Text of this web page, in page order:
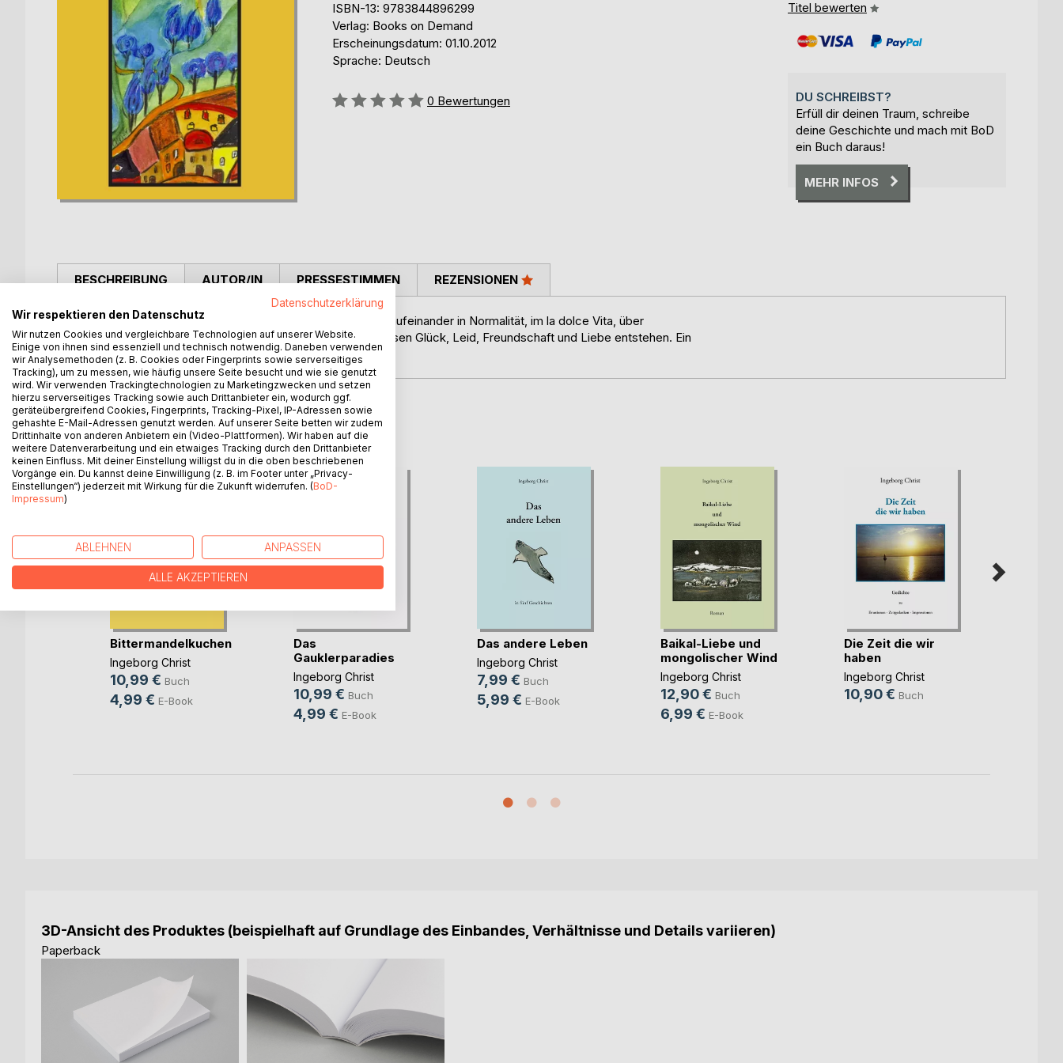
ISBN-13: 9783844896299
Verlag: Books on Demand
Erscheinungsdatum: 01.10.2012
Sprache: Deutsch
Bewertung::
0 Bewertungen
Titel bewerten
DU SCHREIBST?
Erfüll dir deinen Traum, schreibe
deine Geschichte und mach mit BoD
ein Buch daraus!
MEHR INFOS
BESCHREIBUNG
Menschen verschiedener Gesellschaften Italiens treffen aufeinander in Normalität, im la dolce Vita, über
hintergründige Machenschaften und in Naturgewalten, lassen Glück, Leid, Freundschaft und Liebe entstehen. Ein
Lebensechter, typisch ital. Roman.
AUTOR/IN PRESSESTIMMEN REZENSIONEN
WEITERE TITEL BEIBoD
Bittermandelkuchen
Ingeborg Christ
10,99 € Buch
4,99 € E-Book
Das
Gauklerparadies
Ingeborg Christ
10,99 € Buch
4,99 € E-Book
Das andere Leben
Ingeborg Christ
7,99 € Buch
5,99 € E-Book
Baikal-Liebe und
mongolischer Wind
Ingeborg Christ
12,90 € Buch
6,99 € E-Book
Die Zeit die wir
haben
Ingeborg Christ
10,90 € Buch
3D-Ansicht des Produktes (beispielhaft auf Grundlage des Einbandes, Verhältnisse und Details variieren)
Paperback
Datenschutzerklärung
Wir respektieren den Datenschutz
Wir nutzen Cookies und vergleichbare Technologien auf unserer Website.
Einige von ihnen sind essenziell und technisch notwendig. Daneben verwenden
wir Analysemethoden (z. B. Cookies oder Fingerprints sowie serverseitiges
Tracking), um zu messen, wie häufig unsere Seite besucht und wie sie genutzt
wird. Wir verwenden Trackingtechnologien zu Marketingzwecken und setzen
hierzu serverseitiges Tracking sowie auch Drittanbieter ein, wodurch ggf.
geräteübergreifend Cookies, Fingerprints, Tracking-Pixel, IP-Adressen sowie
gehashte E-Mail-Adressen genutzt werden. Auf unserer Seite betten wir zudem
Drittinhalte von anderen Anbietern ein (Video-Plattformen). Wir haben auf die
weitere Datenverarbeitung und ein etwaiges Tracking durch den Drittanbieter
keinen Einfluss. Mit deiner Einstellung willigst du in die oben beschriebenen
Vorgänge ein. Du kannst deine Einwilligung (z. B. im Footer unter „Privacy-
Einstellungen“) jederzeit mit Wirkung für die Zukunft widerrufen. (BoD-
Impressum)
ABLEHNEN ANPASSEN
ALLE AKZEPTIEREN